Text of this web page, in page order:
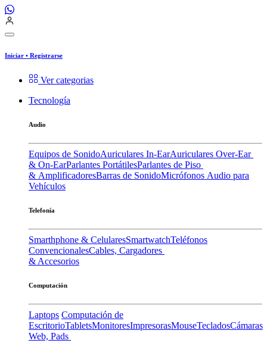
Iniciar • Registrarse
Ver categorias
Tecnología
Audio
Equipos de SonidoAuriculares In-EarAuriculares Over-Ear
& On-EarParlantes PortátilesParlantes de Piso
& AmplificadoresBarras de SonidoMicrófonos Audio para
Vehículos
Telefonía
Smarthphone & CelularesSmartwatchTeléfonos
ConvencionalesCables, Cargadores
& Accesorios
Computación
Laptops Computación de
EscritorioTabletsMonitoresImpresorasMouseTecladosCámaras
Web, Pads